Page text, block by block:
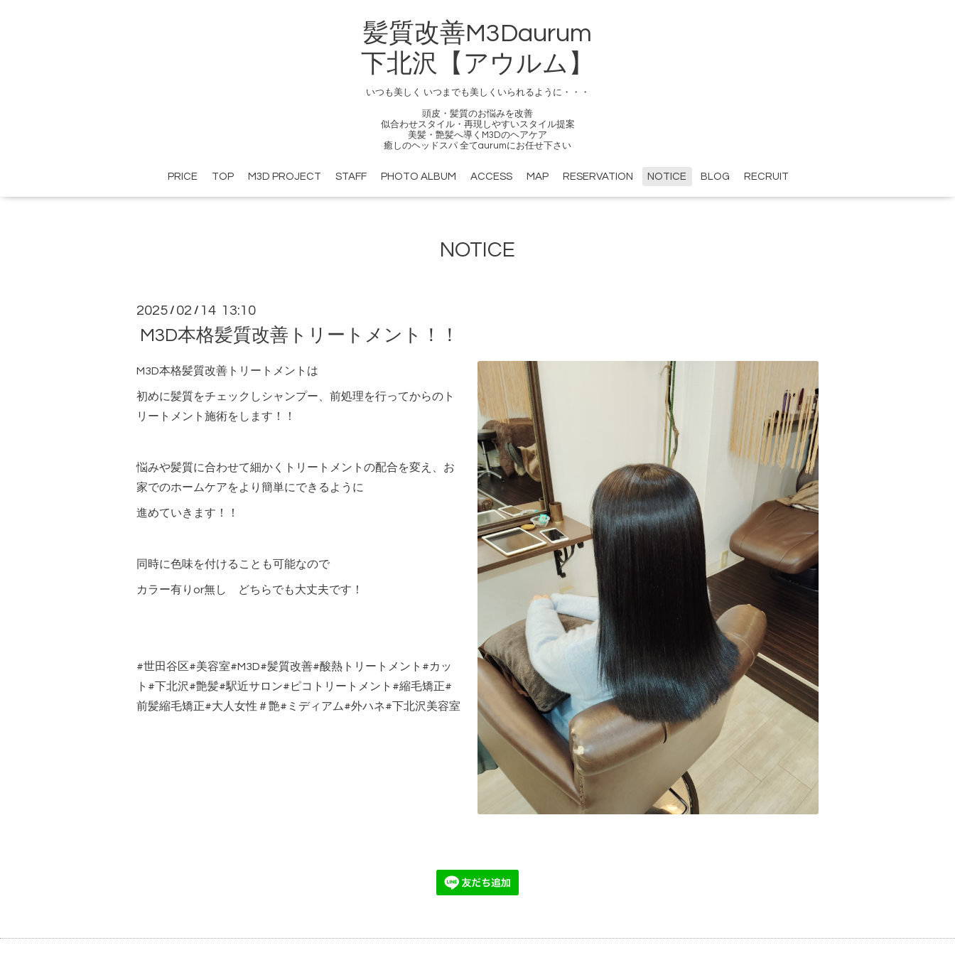
髪質改善M3Daurum
下北沢【アウルム】
いつも美しく いつまでも美しくいられるように・・・
頭皮・髪質のお悩みを改善
似合わせスタイル・再現しやすいスタイル提案
美髪・艶髪へ導くM3Dのヘアケア
癒しのヘッドスパ 全てaurumにお任せ下さい
PRICE TOP M3D PROJECT STAFF PHOTO ALBUM ACCESS MAP RESERVATION NOTICE BLOG RECRUIT
NOTICE
2025 / 02 / 14 13:10
M3D本格髪質改善トリートメント！！
M3D本格髪質改善トリートメントは
初めに髪質をチェックしシャンプー、前処理を行ってからのト
リートメント施術をします！！
悩みや髪質に合わせて細かくトリートメントの配合を変え、お
家でのホームケアをより簡単にできるように
進めていきます！！
同時に色味を付けることも可能なので
カラー有りor無し どちらでも大丈夫です！
#世田谷区#美容室#M3D#髪質改善#酸熱トリートメント#カッ
ト#下北沢#艶髪#駅近サロン#ピコトリートメント#縮毛矯正#
前髪縮毛矯正#大人女性＃艶#ミディアム#外ハネ#下北沢美容室